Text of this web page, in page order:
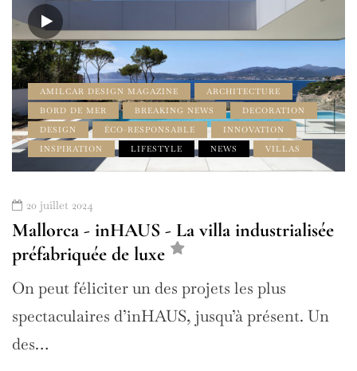
AMILCAR DESIGN MAGAZINE
ARCHITECTURE
BORD DE MER
BREAKING NEWS
DECORATION
DESIGN
ÉCO-RESPONSABLE
INNOVATION
INSPIRATION
LIFESTYLE NEWS VILLAS
20 juillet 2024
Mallorca - inHAUS - La villa industrialisée
préfabriquée de luxe
On peut féliciter un des projets les plus
spectaculaires d’inHAUS, jusqu’à présent. Un
des…